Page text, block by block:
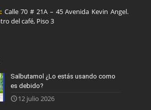
Calle 70 # 21A – 45 Avenida Kevin Angel.
del café, Piso 3
Salbutamol ¿Lo estás usando como
es debido?
12 julio 2026